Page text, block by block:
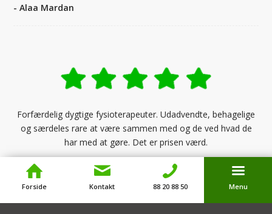
- Alaa Mardan
Forfærdelig dygtige fysioterapeuter. Udadvendte, behagelige
og særdeles rare at være sammen med og de ved hvad de
har med at gøre. Det er prisen værd.
Morten Nymark
Forside Kontakt 88 20 88 50 Menu